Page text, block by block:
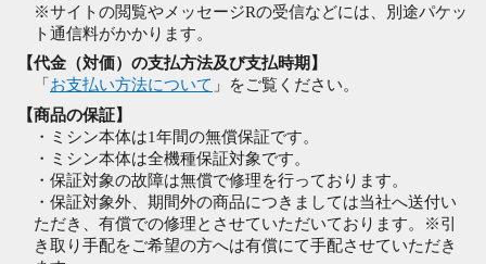
※サイトの閲覧やメッセージRの受信などには、別途パケッ
ト通信料がかかります。
【代金（対価）の支払方法及び支払時期】
「 お支払い方法について 」をご覧ください。
【商品の保証】
・ミシン本体は1年間の無償保証です。
・ミシン本体は全機種保証対象です。
・保証対象の故障は無償で修理を行っております。
・保証対象外、期間外の商品につきましては当社へ送付い
ただき、有償での修理とさせていただいております。※引
き取り手配をご希望の方へは有償にて手配させていただき